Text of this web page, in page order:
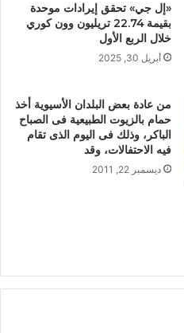
«إل جي» تحقق إيرادات موحدة
بقيمة 22.74 تريليون وون كوري
خلال الربع الأول
أبريل 30, 2025
من عادة بعض البلدان الأسيوية أخذ
حمام بالزيوت الطبيعية فى الصباح
الباكر، وذلك فى اليوم الذى تقام
فيه الاحتفالات، وقد
ديسمبر 22, 2011